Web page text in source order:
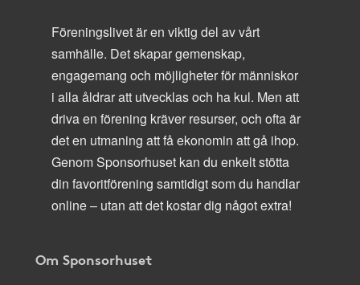
Föreningslivet är en viktig del av vårt
samhälle. Det skapar gemenskap,
engagemang och möjligheter för människor
i alla åldrar att utvecklas och ha kul. Men att
driva en förening kräver resurser, och ofta är
det en utmaning att få ekonomin att gå ihop.
Genom Sponsorhuset kan du enkelt stötta
din favoritförening samtidigt som du handlar
online – utan att det kostar dig något extra!
Om Sponsorhuset